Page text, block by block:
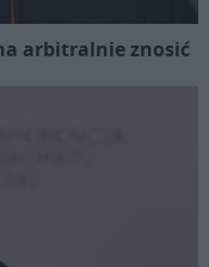
arbitralnie znosić